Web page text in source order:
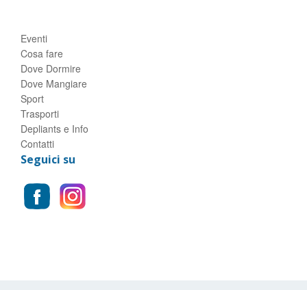
Eventi
Cosa fare
Dove Dormire
Dove Mangiare
Sport
Trasporti
Depliants e Info
Contatti
Seguici su